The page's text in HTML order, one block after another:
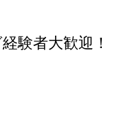
者大歓迎！